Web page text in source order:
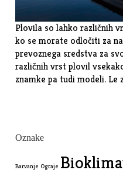
Plovila so lahko različnih
ko se morate odločiti za
prevoznega sredstva za
različnih vrst plovil
znamke pa tudi modeli. Le
Oznake
Barvanje Ograje